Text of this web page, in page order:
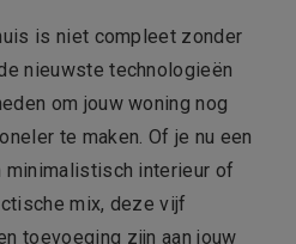
is niet compleet zonder
nieuwste technologieën
om jouw woning nog
te maken. Of je nu een
minimalistisch interieur of
mix, deze vijf
toevoeging zijn aan jouw